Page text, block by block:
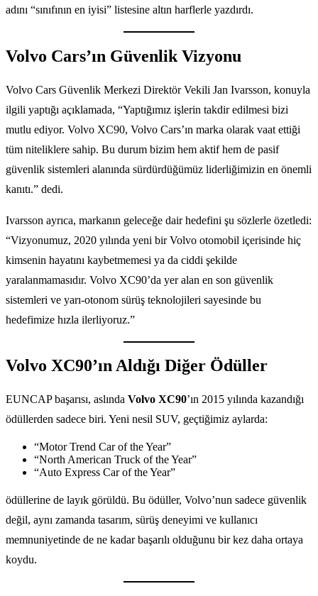
adını “sınıfının en iyisi” listesine altın harflerle yazdırdı.
Volvo Cars’ın Güvenlik Vizyonu
Volvo Cars Güvenlik Merkezi Direktör Vekili Jan Ivarsson, konuyla
ilgili yaptığı açıklamada, “Yaptığımız işlerin takdir edilmesi bizi
mutlu ediyor. Volvo XC90, Volvo Cars’ın marka olarak vaat ettiği
tüm niteliklere sahip. Bu durum bizim hem aktif hem de pasif
güvenlik sistemleri alanında sürdürdüğümüz liderliğimizin en önemli
kanıtı.” dedi.
Ivarsson ayrıca, markanın geleceğe dair hedefini şu sözlerle özetledi:
“Vizyonumuz, 2020 yılında yeni bir Volvo otomobil içerisinde hiç
kimsenin hayatını kaybetmemesi ya da ciddi şekilde
yaralanmamasıdır. Volvo XC90’da yer alan en son güvenlik
sistemleri ve yarı-otonom sürüş teknolojileri sayesinde bu
hedefimize hızla ilerliyoruz.”
Volvo XC90’ın Aldığı Diğer Ödüller
EUNCAP başarısı, aslında Volvo XC90’ın 2015 yılında kazandığı
ödüllerden sadece biri. Yeni nesil SUV, geçtiğimiz aylarda:
“Motor Trend Car of the Year”
“North American Truck of the Year”
“Auto Express Car of the Year”
ödüllerine de layık görüldü. Bu ödüller, Volvo’nun sadece güvenlik
değil, aynı zamanda tasarım, sürüş deneyimi ve kullanıcı
memnuniyetinde de ne kadar başarılı olduğunu bir kez daha ortaya
koydu.